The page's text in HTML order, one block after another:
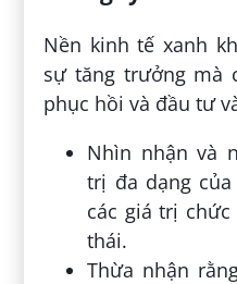
Nền kinh tế xanh
sự tăng trưởng mà
phục hồi và đầu tư
Nhìn nhận và
trị đa dạng
các giá trị chức
thái.
Thừa nhận